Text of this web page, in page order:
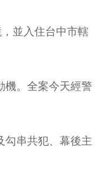
並入住台中市轄
機。全案今天經警
勾串共犯、幕後主